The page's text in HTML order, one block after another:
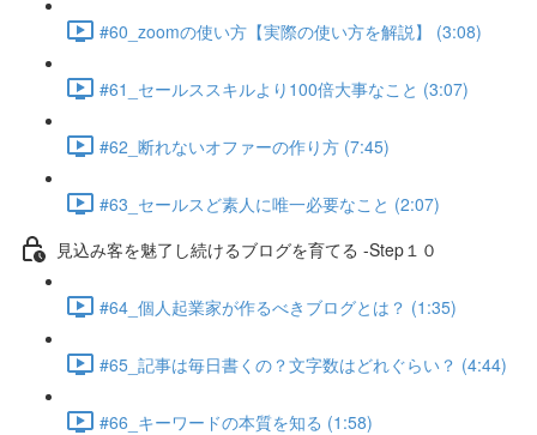
#60_zoomの使い方【実際の使い方を解説】 (3:08)
#61_セールススキルより100倍大事なこと (3:07)
#62_断れないオファーの作り方 (7:45)
#63_セールスど素人に唯一必要なこと (2:07)
見込み客を魅了し続けるブログを育てる -Step１０
#64_個人起業家が作るべきブログとは？ (1:35)
#65_記事は毎日書くの？文字数はどれぐらい？ (4:44)
#66_キーワードの本質を知る (1:58)